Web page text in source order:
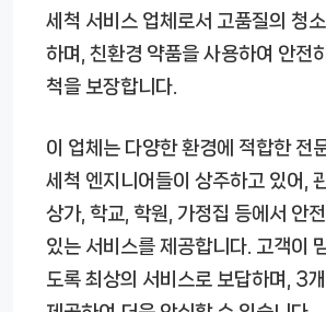
세척 서비스 업체로서 고품질의 청
하며, 친환경 약품을 사용하여 안전
척을 보장합니다.
이 업체는 다양한 환경에 적합한 전
세척 엔지니어들이 상주하고 있어,
상가, 학교, 학원, 가정집 등에서 안
있는 서비스를 제공합니다. 고객이
도록 최상의 서비스로 보답하며, 3